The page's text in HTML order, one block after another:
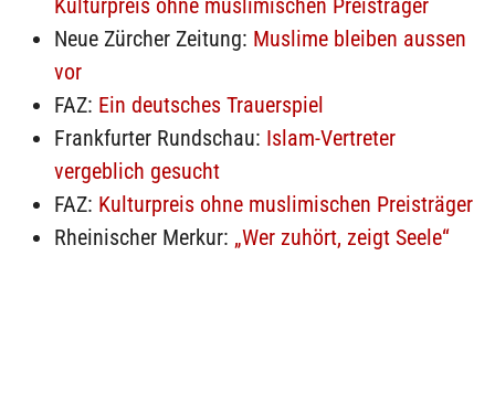
Kulturpreis ohne muslimischen Preisträger
Neue Zürcher Zeitung: Muslime bleiben aussen
vor
FAZ: Ein deutsches Trauerspiel
Frankfurter Rundschau: Islam-Vertreter
vergeblich gesucht
FAZ: Kulturpreis ohne muslimischen Preisträger
Rheinischer Merkur: „Wer zuhört, zeigt Seele“